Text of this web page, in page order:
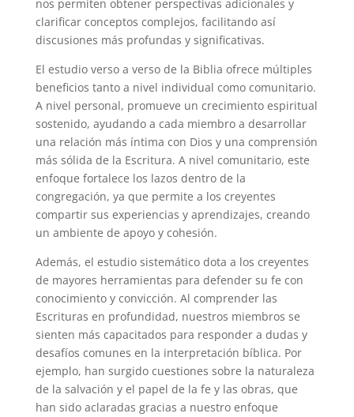
nos permiten obtener perspectivas adicionales y
clarificar conceptos complejos, facilitando así
discusiones más profundas y significativas.
El estudio verso a verso de la Biblia ofrece múltiples
beneficios tanto a nivel individual como comunitario.
A nivel personal, promueve un crecimiento espiritual
sostenido, ayudando a cada miembro a desarrollar
una relación más íntima con Dios y una comprensión
más sólida de la Escritura. A nivel comunitario, este
enfoque fortalece los lazos dentro de la
congregación, ya que permite a los creyentes
compartir sus experiencias y aprendizajes, creando
un ambiente de apoyo y cohesión.
Además, el estudio sistemático dota a los creyentes
de mayores herramientas para defender su fe con
conocimiento y convicción. Al comprender las
Escrituras en profundidad, nuestros miembros se
sienten más capacitados para responder a dudas y
desafíos comunes en la interpretación bíblica. Por
ejemplo, han surgido cuestiones sobre la naturaleza
de la salvación y el papel de la fe y las obras, que
han sido aclaradas gracias a nuestro enfoque